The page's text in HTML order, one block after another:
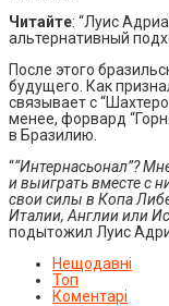
Читайте: “Луис
альтернативный
После этого
будущего. Как
связывает с
менее, форвард
в Бразилию.
““Интернасьонал”?
и выиграть вместе с
свои силы в Копа
Италии, Англии или
подытожил Луис
Нещодавні
Топ
Коментарі